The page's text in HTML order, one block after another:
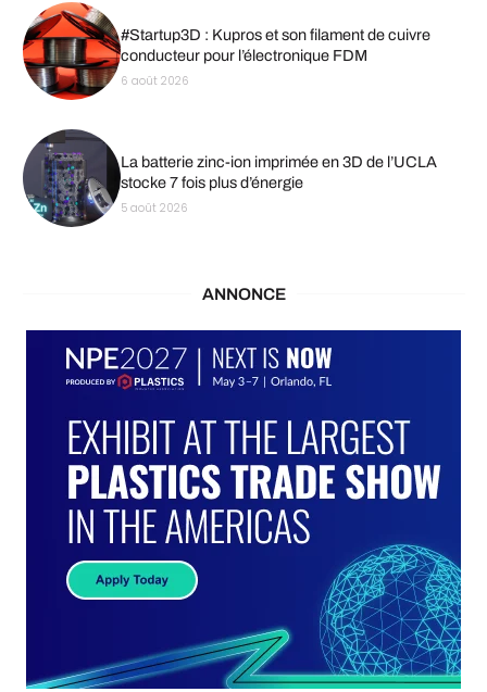
#Startup3D : Kupros et son filament de cuivre
conducteur pour l’électronique FDM
6 août 2026
La batterie zinc-ion imprimée en 3D de l’UCLA
stocke 7 fois plus d’énergie
5 août 2026
ANNONCE